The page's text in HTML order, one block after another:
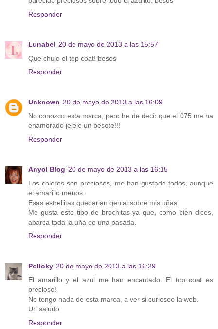
Responder
Lunabel 20 de mayo de 2013 a las 15:57
Que chulo el top coat! besos
Responder
Unknown 20 de mayo de 2013 a las 16:09
No conozco esta marca, pero he de decir que el 075 me ha
enamorado jejeje un besote!!!
Responder
Anyol Blog 20 de mayo de 2013 a las 16:15
Los colores son preciosos, me han gustado todos, aunque
el amarillo menos.
Esas estrellitas quedarian genial sobre mis uñas.
Me gusta este tipo de brochitas ya que, como bien dices,
abarca toda la uña de una pasada.
Responder
Polloky 20 de mayo de 2013 a las 16:29
El amarillo y el azul me han encantado. El top coat es
precioso!
No tengo nada de esta marca, a ver si curioseo la web.
Un saludo
Responder